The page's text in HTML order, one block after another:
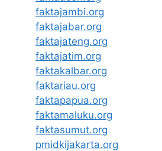
faktajambi.org
faktajabar.org
faktajateng.org
faktajatim.org
faktakalbar.org
faktariau.org
faktapapua.org
faktamaluku.org
faktasumut.org
pmidkijakarta.org